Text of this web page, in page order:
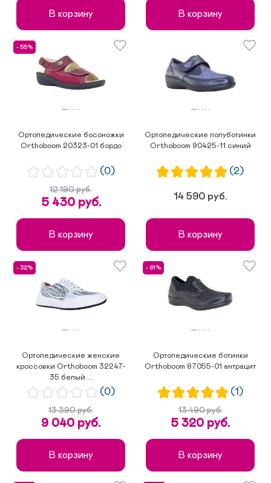
В корзину В корзину
- 55%
Ортопедические босоножки
Orthoboom 20323-01 бордо
(0)
12 190 руб.
5 430 руб.
В корзину
Ортопедические полуботинки
Orthoboom 90425-11 синий
(2)
14 590 руб.
В корзину
- 32%
Ортопедические женские
кроссовки Orthoboom 32247-
35 белый ...
(0)
13 390 руб.
9 040 руб.
В корзину
- 61%
Ортопедические ботинки
Orthoboom 87055-01 антрацит
(1)
13 490 руб.
5 320 руб.
В корзину